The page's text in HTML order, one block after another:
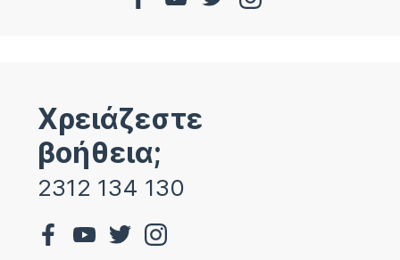
Χρειάζεστε
βοήθεια;
2312 134 130